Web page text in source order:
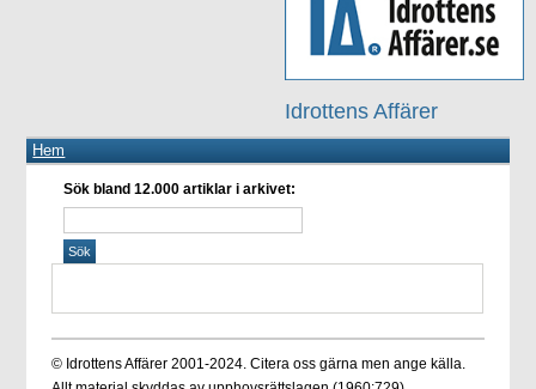
Idrottens Affärer
Hem
Sök bland 12.000 artiklar i arkivet:
© Idrottens Affärer 2001-2024. Citera oss gärna men ange källa.